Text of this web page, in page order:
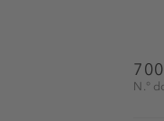
N.°